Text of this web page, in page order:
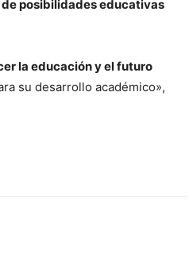
posibilidades educativas
la educación y el futuro
su desarrollo académico»,